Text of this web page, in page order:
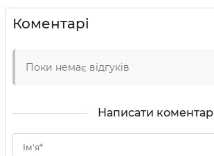
Коментарі
Поки немає відгуків
Написати коментар
Ім'я*